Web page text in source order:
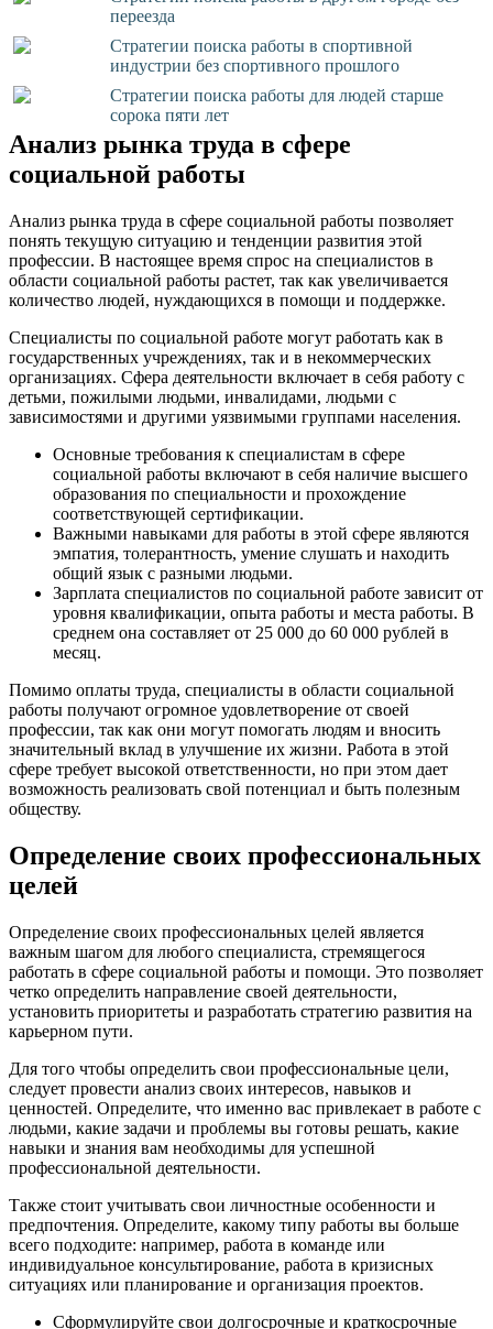
переезда
Стратегии поиска работы в спортивной
индустрии без спортивного прошлого
Стратегии поиска работы для людей старше
сорока пяти лет
Анализ рынка труда в сфере
социальной работы
Анализ рынка труда в сфере социальной работы позволяет
понять текущую ситуацию и тенденции развития этой
профессии. В настоящее время спрос на специалистов в
области социальной работы растет, так как увеличивается
количество людей, нуждающихся в помощи и поддержке.
Специалисты по социальной работе могут работать как в
государственных учреждениях, так и в некоммерческих
организациях. Сфера деятельности включает в себя работу с
детьми, пожилыми людьми, инвалидами, людьми с
зависимостями и другими уязвимыми группами населения.
Основные требования к специалистам в сфере
социальной работы включают в себя наличие высшего
образования по специальности и прохождение
соответствующей сертификации.
Важными навыками для работы в этой сфере являются
эмпатия, толерантность, умение слушать и находить
общий язык с разными людьми.
Зарплата специалистов по социальной работе зависит от
уровня квалификации, опыта работы и места работы. В
среднем она составляет от 25 000 до 60 000 рублей в
месяц.
Помимо оплаты труда, специалисты в области социальной
работы получают огромное удовлетворение от своей
профессии, так как они могут помогать людям и вносить
значительный вклад в улучшение их жизни. Работа в этой
сфере требует высокой ответственности, но при этом дает
возможность реализовать свой потенциал и быть полезным
обществу.
Определение своих профессиональных
целей
Определение своих профессиональных целей является
важным шагом для любого специалиста, стремящегося
работать в сфере социальной работы и помощи. Это позволяет
четко определить направление своей деятельности,
установить приоритеты и разработать стратегию развития на
карьерном пути.
Для того чтобы определить свои профессиональные цели,
следует провести анализ своих интересов, навыков и
ценностей. Определите, что именно вас привлекает в работе с
людьми, какие задачи и проблемы вы готовы решать, какие
навыки и знания вам необходимы для успешной
профессиональной деятельности.
Также стоит учитывать свои личностные особенности и
предпочтения. Определите, какому типу работы вы больше
всего подходите: например, работа в команде или
индивидуальное консультирование, работа в кризисных
ситуациях или планирование и организация проектов.
Сформулируйте свои долгосрочные и краткосрочные